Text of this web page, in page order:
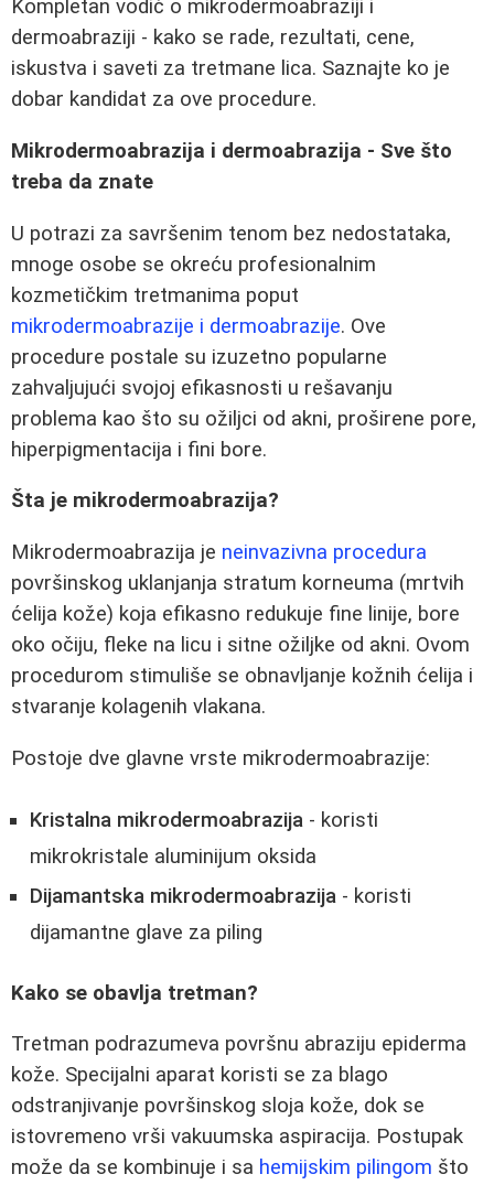
Kompletan vodič o mikrodermoabraziji i
dermoabraziji - kako se rade, rezultati, cene,
iskustva i saveti za tretmane lica. Saznajte ko je
dobar kandidat za ove procedure.
Mikrodermoabrazija i dermoabrazija - Sve što
treba da znate
U potrazi za savršenim tenom bez nedostataka,
mnoge osobe se okreću profesionalnim
kozmetičkim tretmanima poput
mikrodermoabrazije i dermoabrazije. Ove
procedure postale su izuzetno popularne
zahvaljujući svojoj efikasnosti u rešavanju
problema kao što su ožiljci od akni, proširene pore,
hiperpigmentacija i fini bore.
Šta je mikrodermoabrazija?
Mikrodermoabrazija je neinvazivna procedura
površinskog uklanjanja stratum korneuma (mrtvih
ćelija kože) koja efikasno redukuje fine linije, bore
oko očiju, fleke na licu i sitne ožiljke od akni. Ovom
procedurom stimuliše se obnavljanje kožnih ćelija i
stvaranje kolagenih vlakana.
Postoje dve glavne vrste mikrodermoabrazije:
Kristalna mikrodermoabrazija - koristi
mikrokristale aluminijum oksida
Dijamantska mikrodermoabrazija - koristi
dijamantne glave za piling
Kako se obavlja tretman?
Tretman podrazumeva površnu abraziju epiderma
kože. Specijalni aparat koristi se za blago
odstranjivanje površinskog sloja kože, dok se
istovremeno vrši vakuumska aspiracija. Postupak
može da se kombinuje i sa hemijskim pilingom što